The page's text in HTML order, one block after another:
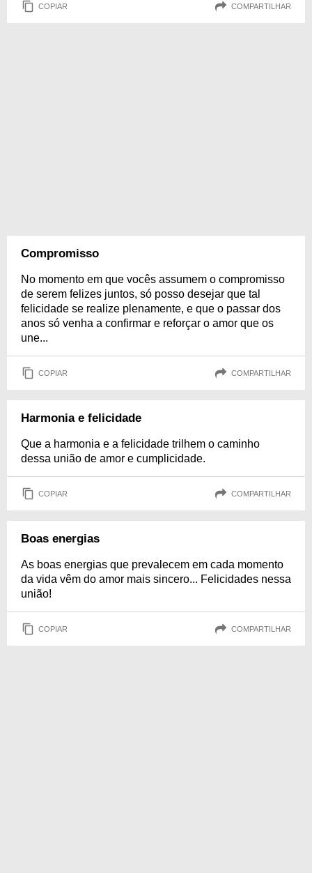
COPIAR COMPARTILHAR
Compromisso
No momento em que vocês assumem o compromisso
de serem felizes juntos, só posso desejar que tal
felicidade se realize plenamente, e que o passar dos
anos só venha a confirmar e reforçar o amor que os
une...
COPIAR COMPARTILHAR
Harmonia e felicidade
Que a harmonia e a felicidade trilhem o caminho
dessa união de amor e cumplicidade.
COPIAR COMPARTILHAR
Boas energias
As boas energias que prevalecem em cada momento
da vida vêm do amor mais sincero... Felicidades nessa
união!
COPIAR COMPARTILHAR